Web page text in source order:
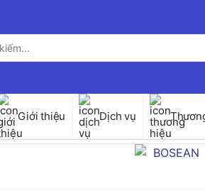
Giới thiệu Dịch vụ